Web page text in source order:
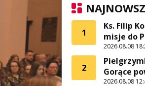
1
Ks. Filip
misje do
2026.08.08
2
Gorące
2026.08.08